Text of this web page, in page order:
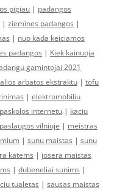
pigiau | padangos
| ziemines padangos |
| nuo kada keiciamos
padangos | Kiek kainuoja
gamintojai 2021
arbatos ekstraktu | tofu
| elektromobiliu
internetu | kaciu
vilniuje | meistras
| sunu maistas | sunu
katems | josera maistas
| dubeneliai sunims |
tualetas | sausas maistas